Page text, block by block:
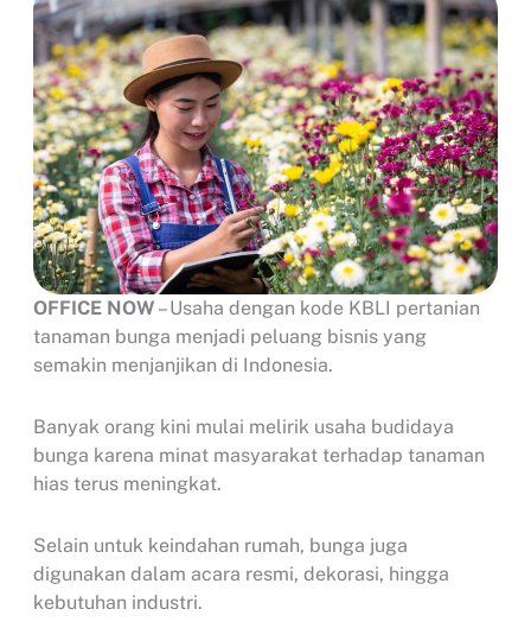
OFFICE NOW – Usaha dengan kode KBLI pertanian
tanaman bunga menjadi peluang bisnis yang
semakin menjanjikan di Indonesia.
Banyak orang kini mulai melirik usaha budidaya
bunga karena minat masyarakat terhadap tanaman
hias terus meningkat.
Selain untuk keindahan rumah, bunga juga
digunakan dalam acara resmi, dekorasi, hingga
kebutuhan industri.